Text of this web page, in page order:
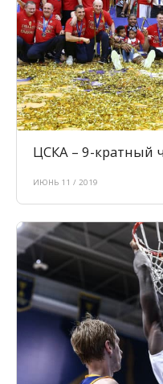
ЦСКА – 9-кратный
ИЮНЬ 11 / 2019